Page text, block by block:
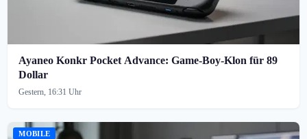
Ayaneo Konkr Pocket Advance: Game-Boy-Klon für 89
Dollar
Gestern, 16:31 Uhr
MOBILE